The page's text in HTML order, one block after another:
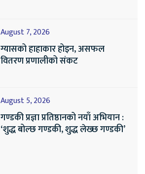
August 7, 2026
ग्यासको हाहाकार होइन, असफल
वितरण प्रणालीको संकट
August 5, 2026
गण्डकी प्रज्ञा प्रतिष्ठानको नयाँ अभियान :
‘शुद्ध बोल्छ गण्डकी, शुद्ध लेख्छ गण्डकी’